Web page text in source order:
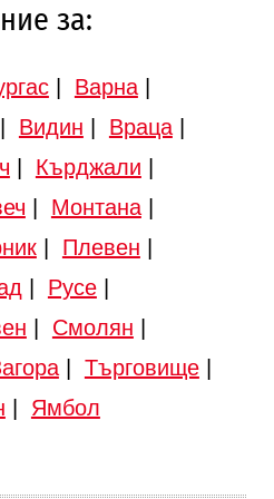
за:
| Варна|
Видин Враца|
Кърджали
Монтана|
| Плевен
Русе|
Смолян
| Търговище|
Ямбол